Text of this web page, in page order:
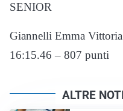
SENIOR
Giannelli Emma
16:15.46 – 807 punti
ALTRE